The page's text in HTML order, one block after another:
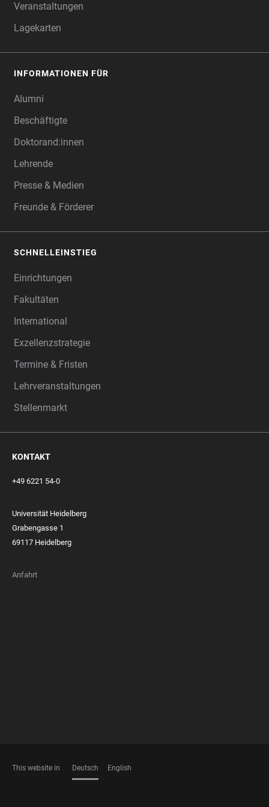
Veranstaltungen
Lagekarten
INFORMATIONEN FÜR
Alumni
Beschäftigte
Doktorand:innen
Lehrende
Presse & Medien
Freunde & Förderer
SCHNELLEINSTIEG
Einrichtungen
Fakultäten
International
Exzellenzstrategie
Termine & Fristen
Lehrveranstaltungen
Stellenmarkt
KONTAKT
+49 6221 54-0
Universität Heidelberg
Grabengasse 1
69117 Heidelberg
Anfahrt
This website in Deutsch English